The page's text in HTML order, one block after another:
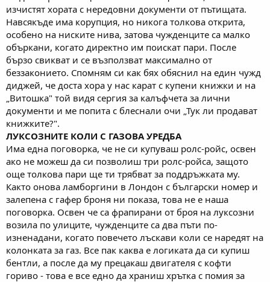
изчистят хората с нередовни документи от пътищата.
Навсякъде има корупция, но никога толкова открита,
особено на ниските нива, затова чужденците са малко
объркани, когато директно им поискат пари. После
бързо свикват и се възползват максимално от
беззаконието. Спомням си как бях обяснил на един чужд
диджей, че доста хора у нас карат с купени книжки и на
„Витошка" той видя сергия за калъфчета за лични
документи и ме попита с блеснали очи „Тук ли продават
книжките?".
ЛУКСОЗНИТЕ КОЛИ С ГАЗОВА УРЕДБА
Има една поговорка, че не си купуваш ролс-ройс, освен
ако не можеш да си позволиш три ролс-ройса, защото
още толкова пари ще ти трябват за поддръжката му.
Както онова ламборгини в Лондон с български номер и
залепена с гафер броня ни показа, това не е наша
поговорка. Освен че са фрапирани от броя на луксозни
возила по улиците, чужденците са два пъти по-
изненадани, когато повечето лъскави коли се наредят на
колонката за газ. Все пак каква е логиката да си купиш
бентли, а после да му прецакаш двигателя с кофти
гориво - това е все едно да храниш хрътка с помия за